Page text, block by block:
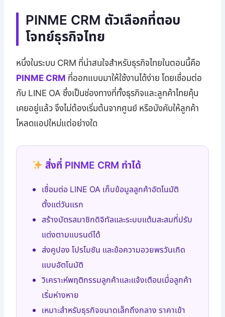
PINME CRM ตัวเลือกที่ตอบ
โจทย์ธุรกิจไทย
หนึ่งในระบบ CRM ที่น่าสนใจสำหรับธุรกิจไทยในตอนนี้คือ
PINME CRM ที่ออกแบบมาให้ใช้งานได้ง่าย โดยเชื่อมต่อ
กับ LINE OA ซึ่งเป็นช่องทางที่ทั้งธุรกิจและลูกค้าไทยคุ้น
เคยอยู่แล้ว จึงไม่ต้องเริ่มต้นจากศูนย์ หรือบังคับให้ลูกค้า
โหลดแอปใหม่แต่อย่างใด
สิ่งที่ PINME CRM ทำได้
เชื่อมต่อ LINE OA เก็บข้อมูลลูกค้าอัตโนมัติ
ตั้งแต่วันแรก
สร้างบัตรสมาชิกดิจิทัลและระบบแต้มสะสมที่ปรับ
แต่งตามแบรนด์ได้
ส่งคูปอง โปรโมชัน และข้อความอวยพรวันเกิด
แบบอัตโนมัติ
วิเคราะห์พฤติกรรมลูกค้าและแจ้งเตือนเมื่อลูกค้า
เริ่มห่างหาย
เหมาะสำหรับธุรกิจขนาดเล็กถึงกลาง ราคาเข้า